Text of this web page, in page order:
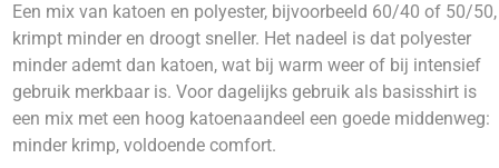
Een mix van katoen en polyester, bijvoorbeeld 60/40 of 50/50,
krimpt minder en droogt sneller. Het nadeel is dat polyester
minder ademt dan katoen, wat bij warm weer of bij intensief
gebruik merkbaar is. Voor dagelijks gebruik als basisshirt is
een mix met een hoog katoenaandeel een goede middenweg:
minder krimp, voldoende comfort.